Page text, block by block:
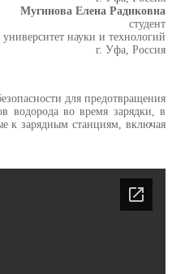
Мугинова Елена Радиковна
студент
науки и технологий
г. Уфа, Россия
для предотвращения
водорода во время зарядки, в
к зарядным станциям, включая